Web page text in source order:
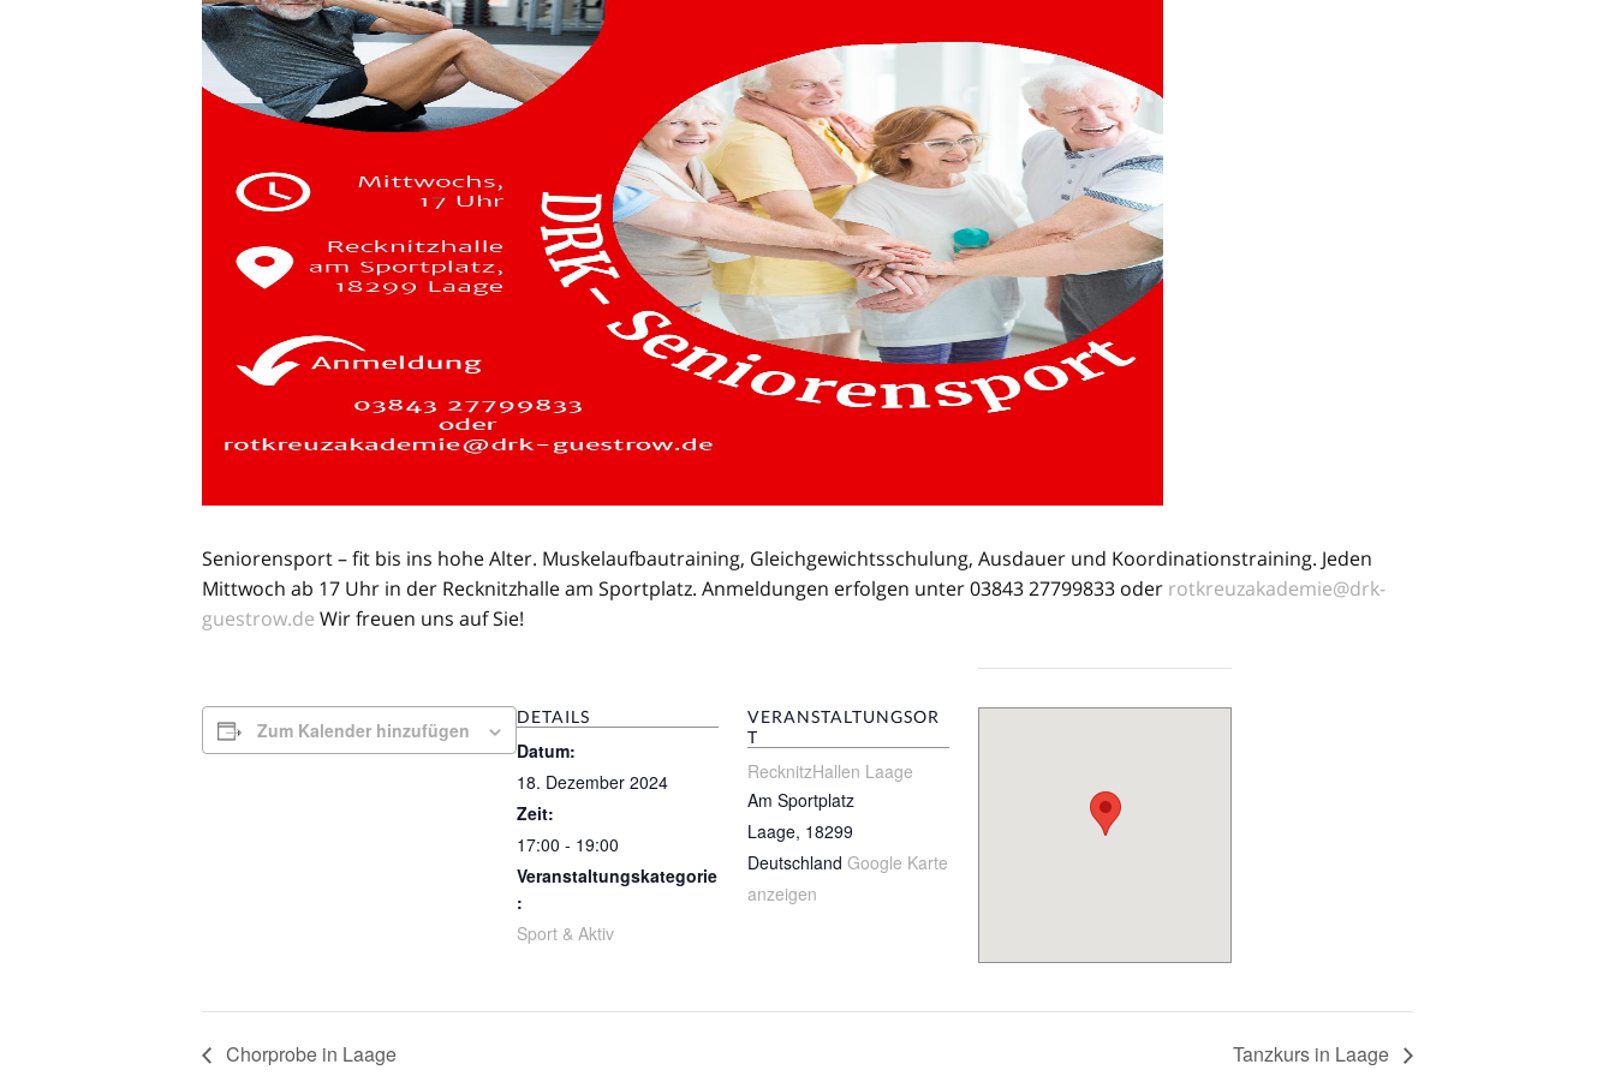
Seniorensport – fit bis ins hohe Alter. Muskelaufbautraining, Gleichgewichtsschulung, Ausdauer und Koordinationstraining. Jeden
Mittwoch ab 17 Uhr in der Recknitzhalle am Sportplatz. Anmeldungen erfolgen unter 03843 27799833 oder rotkreuzakademie@drk-
guestrow.de Wir freuen uns auf Sie!
Zum Kalender hinzufügen
DETAILS
Datum:
18. Dezember 2024
Zeit:
17:00 - 19:00
Veranstaltungskategorie
:
Sport & Aktiv
VERANSTALTUNGSOR
T
RecknitzHallen Laage
Am Sportplatz
Laage, 18299
Deutschland Google Karte
anzeigen
Chorprobe in Laage Tanzkurs in Laage